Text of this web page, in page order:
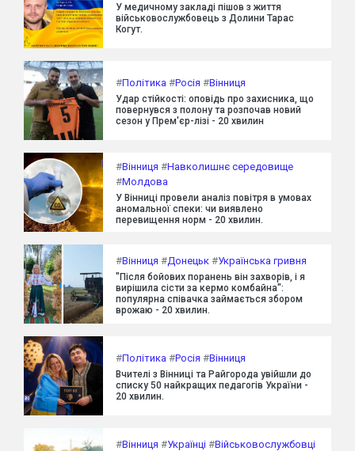
У медичному закладі пішов з життя
військовослужбовець з Долини Тарас
Когут.
#Політика #Росія #Вінниця
Удар стійкості: оповідь про захисника, що
повернувся з полону та розпочав новий
сезон у Прем'єр-лізі - 20 хвилин
#Вінниця #Навколишнє середовище
#Молдова
У Вінниці провели аналіз повітря в умовах
аномальної спеки: чи виявлено
перевищення норм - 20 хвилин.
#Вінниця #Донецьк #Українська гривня
"Після бойових поранень він захворів, і я
вирішила сісти за кермо комбайна":
популярна співачка займається збором
врожаю - 20 хвилин.
#Політика #Росія #Вінниця
Вчителі з Вінниці та Райгорода увійшли до
списку 50 найкращих педагогів України -
20 хвилин.
#Вінниця #Українці #Військовослужбовці